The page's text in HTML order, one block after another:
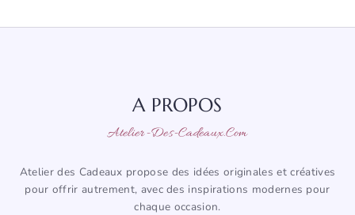
A PROPOS
Atelier-Des-Cadeaux.com
Atelier des Cadeaux propose des idées originales et créatives
pour offrir autrement, avec des inspirations modernes pour
chaque occasion.